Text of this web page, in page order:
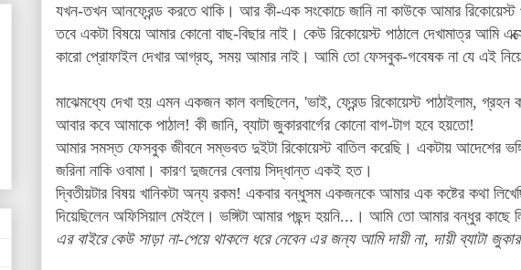
যখন-তখন আনফ্রেন্ড করতে থাকি। আর কী-এক সংকোচে জানি না কাউকে আমার
তবে একটা বিষয়ে আমার কোনো বাছ-বিছার নাই। কেউ রিকোয়েস্ট পাঠালে দেখামাত্র আমি
কারো প্রোফাইল দেখার আগ্রহ, সময় আমার নাই। আমি তো ফেসবুক-গবেষক না যে এই নিয়ে
মাঝেমধ্যে দেখা হয় এমন একজন কাল বলছিলেন, 'ভাই, ফ্রেন্ড রিকোয়েস্ট পাঠাইলাম,
আবার কবে আমাকে পাঠাল! কী জানি, ব্যাটা জুকারবার্গের কোনো বাগ-টাগ হবে হয়তো!
আমার সমস্ত ফেসবুক জীবনে সম্ভবত দুইটা রিকোয়েস্ট বাতিল করেছি। একটায় আদেশের
জরিনা নাকি ওবামা। কারণ দুজনের বেলায় সিদ্ধান্ত একই হত।
দ্বিতীয়টার বিষয় খানিকটা অন্য রকম! একবার বন্ধুসম একজনকে আমার এক কষ্টের কথা
দিয়েছিলেন অফিসিয়াল মেইলে। ভঙ্গিটা আমার পছন্দ হয়নি...। আমি তো আমার বন্ধুর কাছে
এর বাইরে কেউ সাড়া না-পেয়ে থাকলে ধরে নেবেন এর জন্য আমি দায়ী না, দায়ী ব্যাটা